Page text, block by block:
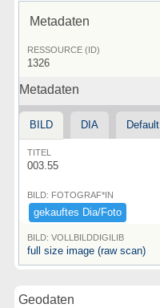
Metadaten
RESSOURCE (ID)
1326
Metadaten
BILD DIA Default
TITEL
003.55
BILD: FOTOGRAF*IN
gekauftes ​Dia/​Foto
BILD: VOLLBILDDIGILIB
full size image (raw scan)
Geodaten